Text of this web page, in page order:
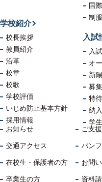
国
制
学校紹介
校長挨拶
教員紹介
沿革
校章
校歌
学校評価
いじめ防止基本方針
採用情報
入試
入
オ
新
募
特
納
学
お知らせ
交通アクセス
在校生・保護者の方
卒業生の方
ご支
パン
お問
資料